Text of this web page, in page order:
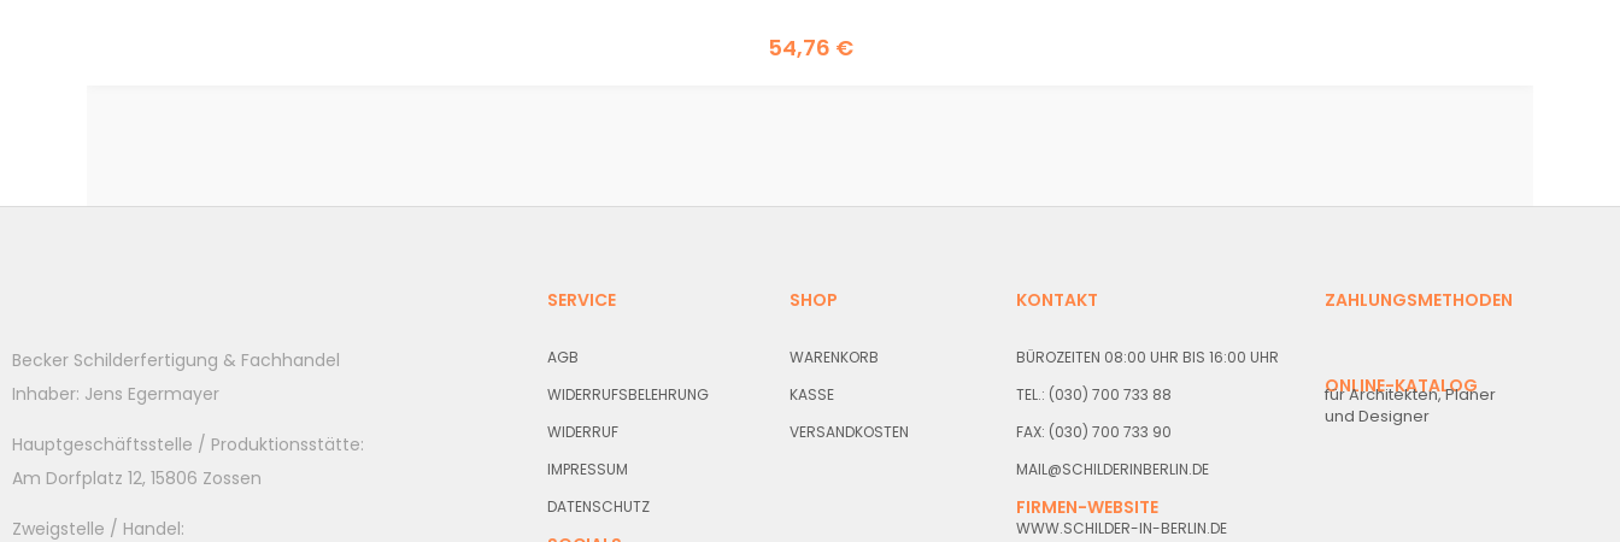
54,76 €
Becker Schilderfertigung & Fachhandel
Inhaber: Jens Egermayer
Hauptgeschäftsstelle / Produktionsstätte:
Am Dorfplatz 12, 15806 Zossen
Zweigstelle / Handel:
SERVICE
AGB
WIDERRUFSBELEHRUNG
WIDERRUF
IMPRESSUM
DATENSCHUTZ
SHOP
WARENKORB
KASSE
VERSANDKOSTEN
KONTAKT
BÜROZEITEN 08:00 UHR BIS 16:00 UHR
TEL.: (030) 700 733 88
FAX: (030) 700 733 90
MAIL@SCHILDERINBERLIN.DE
FIRMEN-WEBSITE
WWW.SCHILDER-IN-BERLIN.DE
ZAHLUNGSMETHODEN
ONLINE-KATALOG
für Architekten, Planer
und Designer